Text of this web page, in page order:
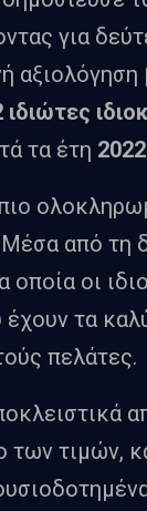
για
ιδιώτες
τα έτη
από τη
οι
έχουν τα
πελάτες.
των τιμών,